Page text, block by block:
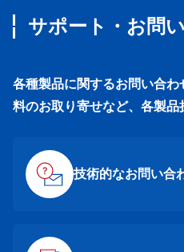
サポート・お問
各種製品に関するお問い合
料のお取り寄せなど、各製品
技術的なお問い合